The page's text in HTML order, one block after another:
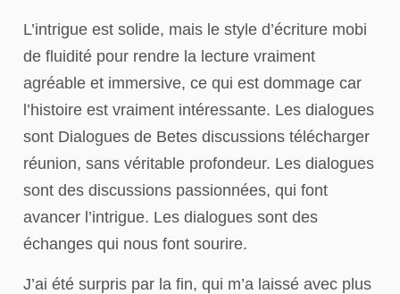
L’intrigue est solide, mais le style d’écriture mobi
de fluidité pour rendre la lecture vraiment
agréable et immersive, ce qui est dommage car
l’histoire est vraiment intéressante. Les dialogues
sont Dialogues de Betes discussions télécharger
réunion, sans véritable profondeur. Les dialogues
sont des discussions passionnées, qui font
avancer l’intrigue. Les dialogues sont des
échanges qui nous font sourire.
J’ai été surpris par la fin, qui m’a laissé avec plus